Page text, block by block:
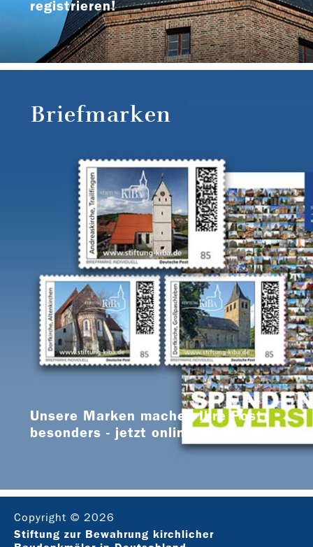
registrieren!
Briefmarken
Unsere Marken machen Ihre Post
besonders - jetzt online bestellen
Copyright © 2026
Stiftung zur Bewahrung kirchlicher